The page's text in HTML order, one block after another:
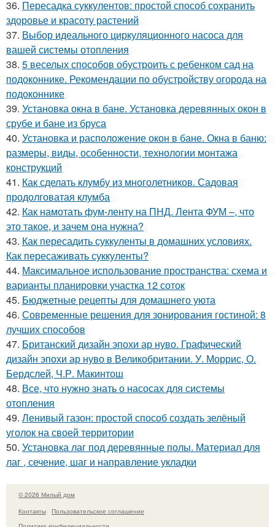
36. Пересадка суккулентов: простой способ сохранить
здоровье и красоту растений
37. Выбор идеального циркуляционного насоса для
вашей системы отопления
38. 5 веселых способов обустроить с ребенком сад на
подоконнике. Рекомендации по обустройству огорода на
подоконнике
39. Установка окна в бане. Установка деревянных окон в
срубе и бане из бруса
40. Установка и расположение окон в бане. Окна в баню:
размеры, виды, особенности, технологии монтажа
конструкций
41. Как сделать клумбу из многолетников. Садовая
продолговатая клумба
42. Как намотать фум-ленту на ПНД. Лента ФУМ –, что
это такое, и зачем она нужна?
43. Как пересадить суккуленты в домашних условиях.
Как пересаживать суккуленты?
44. Максимальное использование пространства: схема и
варианты планировки участка 12 соток
45. Бюджетные рецепты для домашнего уюта
46. Современные решения для зонирования гостиной: 8
лучших способов
47. Британский дизайн эпохи ар нуво. Графический
дизайн эпохи ар нуво в Великобритании. У. Моррис, О.
Бердслей, Ч.Р. Макинтош
48. Все, что нужно знать о насосах для системы
отопления
49. Ленивый газон: простой способ создать зелёный
уголок на своей территории
50. Установка лаг под деревянные полы. Материал для
лаг , сечение, шаг и направление укладки
© 2026 Милый дом
Контакты
Пользовательское соглашение